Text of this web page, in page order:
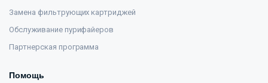
Замена фильтрующих картриджей
Обслуживание пурифайеров
Партнерская программа
Помощь